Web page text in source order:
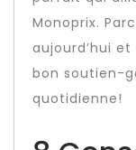
Monoprix.
aujourd’hui
bon soutien-
quotidienne!